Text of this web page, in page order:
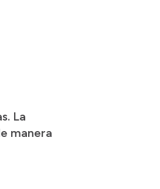
La
manera